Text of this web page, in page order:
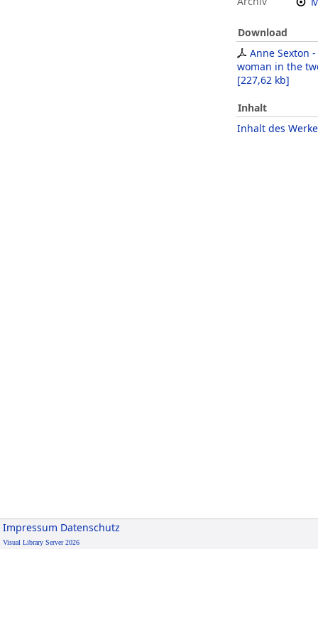
Download
Anne Sexton
woman in the
[227,62 kb]
Inhalt
Inhalt des
Impressum Datenschutz
Visual Library Server 2026